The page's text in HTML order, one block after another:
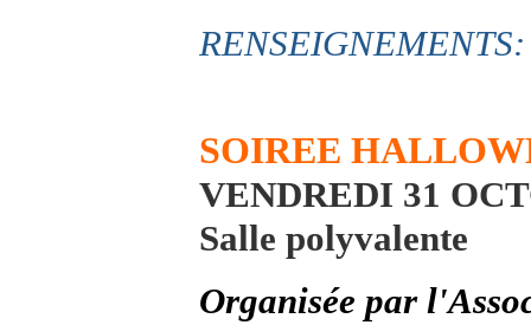
SOIREE
VENDREDI 31
Salle polyvalente
Organisée par